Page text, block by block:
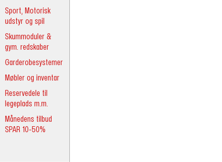
Sport, Motorisk
udstyr og spil
Skummoduler &
gym. redskaber
Garderobesystemer
Møbler og inventar
Reservedele til
legeplads m.m.
Månedens tilbud
SPAR 10-50%